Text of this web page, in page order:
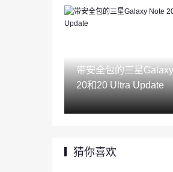
带安全包的三星
20和20 Ultra Update
猜你喜欢